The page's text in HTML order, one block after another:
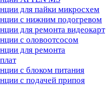
для пайки микросхем
с нижним подогревом
для ремонта видеокарт
с оловоотсосом
для ремонта
с блоком питания
с подачей припоя